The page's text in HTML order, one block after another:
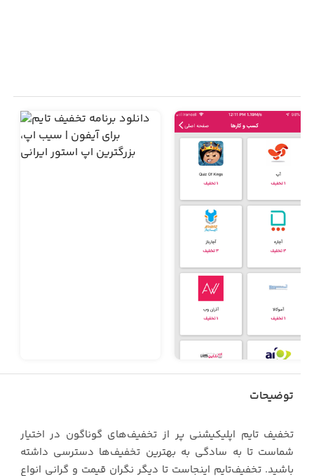
توضیحات
تخفیف تایم اپلیکیشنی پر از تخفیف‌های گوناگون در اختیار
شماست تا به سادگی به بهترین تخفیف‌ها دسترسی داشته
باشید. تخفیف‌تایم اینجاست تا دیگر نگران قیمت و گرانی انواع